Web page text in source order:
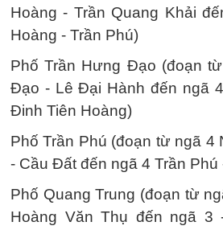
Hoàng - Trần Quang Khải
Hoàng - Trần Phú)
Phố Trần Hưng Đạo (đoạn
Đạo - Lê Đại Hành đến ngã
Đinh Tiên Hoàng)
Phố Trần Phú (đoạn từ ngã
- Cầu Đất đến ngã 4 Trần
Phố Quang Trung (đoạn từ
Hoàng Văn Thụ đến ngã 3